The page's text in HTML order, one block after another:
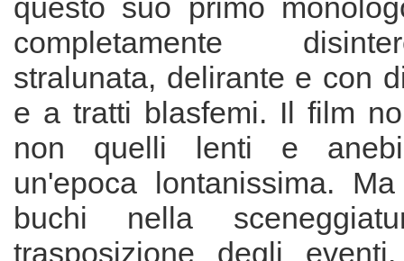
questo suo primo
completamente
stralunata, delirante e con
e a tratti blasfemi. Il film
non quelli lenti e
un'epoca lontanissima.
buchi nella
trasposizione degli